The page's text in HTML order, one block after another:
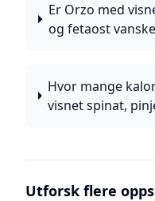
Er Orzo med
og fetaost
Hvor mange
visnet spinat,
Utforsk flere